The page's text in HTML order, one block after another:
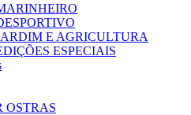
E AGRICULTURA
ESPECIAIS
OSTRAS